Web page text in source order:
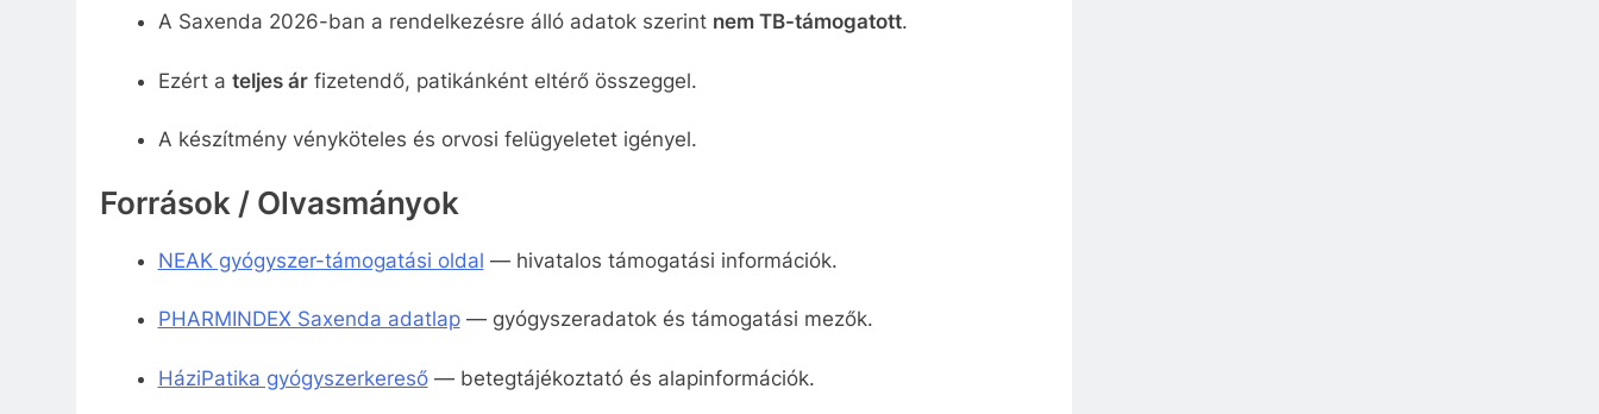
A Saxenda 2026-ban a rendelkezésre álló adatok szerint nem TB-támogatott.
Ezért a teljes árfizetendő, patikánként eltérő összeggel.
A készítmény vényköteles és orvosi felügyeletet igényel.
Források / Olvasmányok
NEAK gyógyszer-támogatási oldal — hivatalos támogatási információk.
PHARMINDEX Saxenda adatlap— gyógyszeradatok és támogatási mezők.
HáziPatika gyógyszerkereső— betegtájékoztató és alapinformációk.